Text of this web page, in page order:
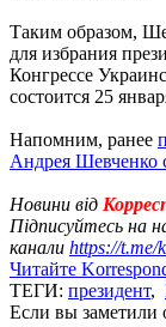
Таким образом,
для избрания
Конгрессе
состоится 25
Напомним, ранее
Андрея Шевченко
Новини від
Підписуйтесь на
канали https://t.me/
Читайте
ТЕГИ: президент,
Если вы заметили